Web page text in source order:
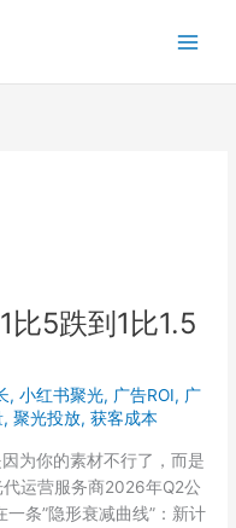
比5跌到1比1.5
,小红书聚光, 广告ROI, 广
,聚光投放,获客成本
为你的素材不行了，而是
运营服务商2026年Q2公
条”隐形衰减曲线”：新计